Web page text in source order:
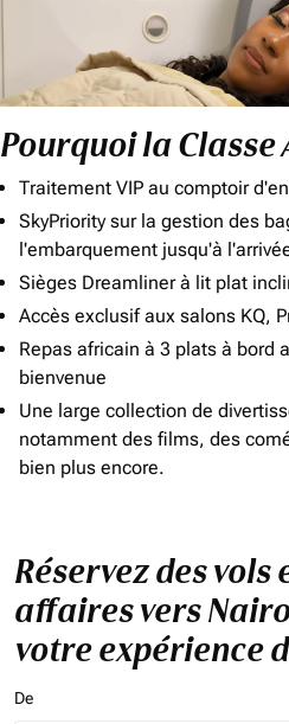
Pourquoi la Classe
Traitement VIP au comptoir
SkyPriority sur la gestion des
l'embarquement jusqu'à
Sièges Dreamliner à lit plat
Accès exclusif aux salons KQ,
Repas africain à 3 plats à bord
bienvenue
Une large collection de
notamment des films, des
bien plus encore.
Réservez des vols
affaires vers
votre expérience
De